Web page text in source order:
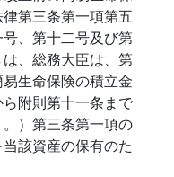
第三条第一項第五
、第十二号及び第
、総務大臣は、第
生命保険の積立金
附則第十一条まで
）第三条第一項の
該資産の保有のた